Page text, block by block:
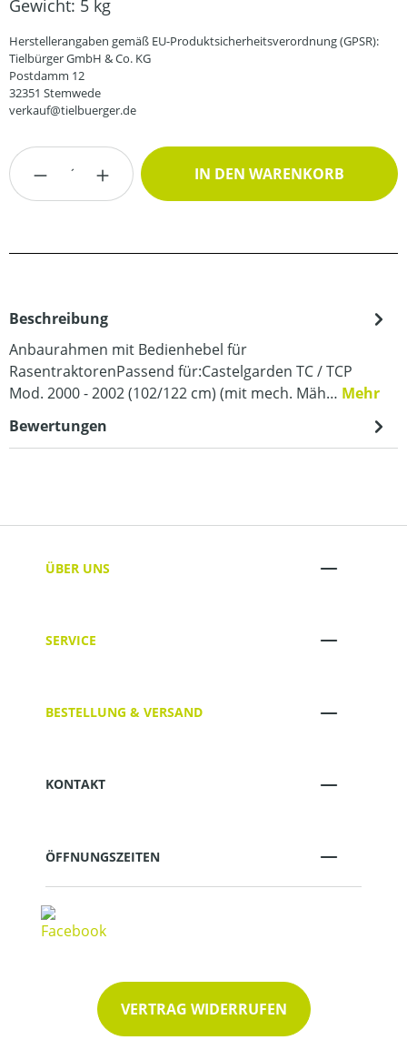
Gewicht: 5 kg
Herstellerangaben gemäß EU-Produktsicherheitsverordnung (GPSR):
Tielbürger GmbH & Co. KG
Postdamm 12
32351 Stemwede
verkauf@tielbuerger.de
Produkt Anzahl: Gib den gewünschten
IN DEN WARENKORB
Beschreibung
Anbaurahmen mit Bedienhebel für
RasentraktorenPassend für:Castelgarden TC / TCP
Mod. 2000 - 2002 (102/122 cm) (mit mech. Mäh… Mehr
Bewertungen
ÜBER UNS
SERVICE
BESTELLUNG & VERSAND
KONTAKT
ÖFFNUNGSZEITEN
VERTRAG WIDERRUFEN